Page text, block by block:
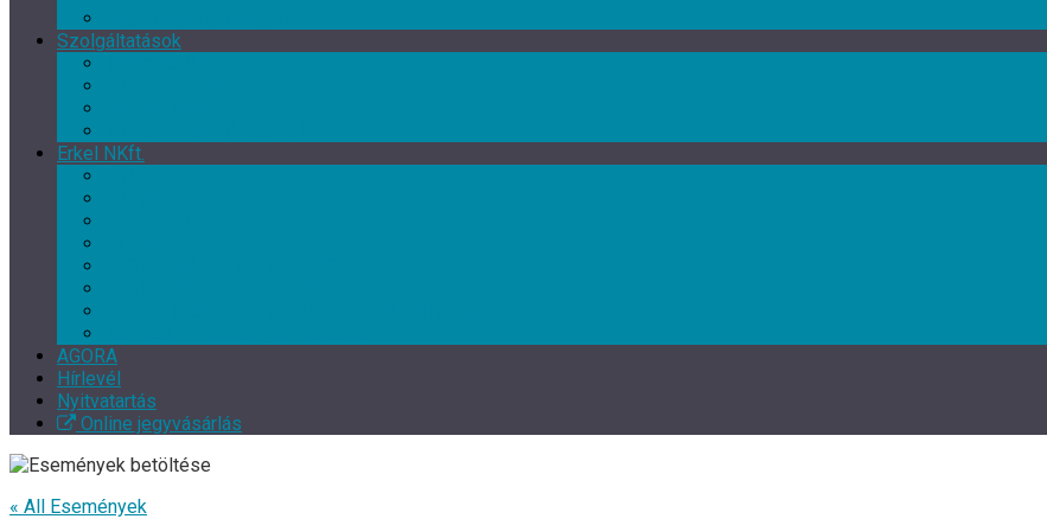
Szolgáltatások
Erkel NKft.
AGORA
Hírlevél
Nyitvatartás
Online jegyvásárlás
« All Események